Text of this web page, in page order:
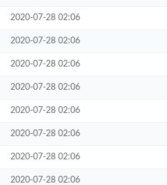
2020-07-28 02:06
2020-07-28 02:06
2020-07-28 02:06
2020-07-28 02:06
2020-07-28 02:06
2020-07-28 02:06
2020-07-28 02:06
2020-07-28 02:06